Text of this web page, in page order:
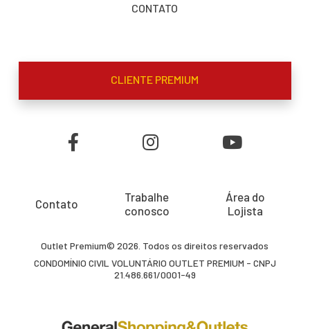
CONTATO
CLIENTE PREMIUM
Contato
Trabalhe
conosco
Área do
Lojista
Outlet Premium© 2026. Todos os direitos reservados
CONDOMÍNIO CIVIL VOLUNTÁRIO OUTLET PREMIUM - CNPJ
21.486.661/0001-49